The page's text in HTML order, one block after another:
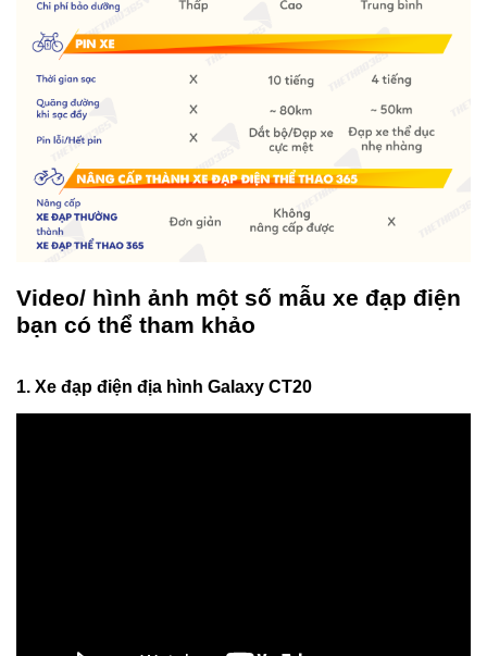
Video/ hình ảnh một số mẫu xe đạp điện
bạn có thể tham khảo
1. Xe đạp điện địa hình Galaxy CT20